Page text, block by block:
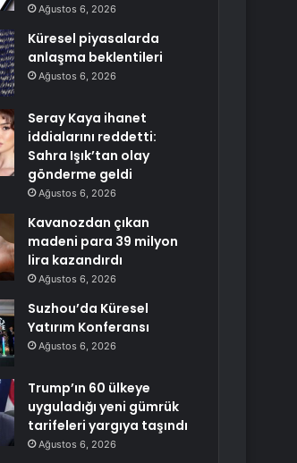
Ağustos 6, 2026
Küresel piyasalarda
anlaşma beklentileri
Ağustos 6, 2026
Seray Kaya ihanet
iddialarını reddetti:
Sahra Işık’tan olay
gönderme geldi
Ağustos 6, 2026
Kavanozdan çıkan
madeni para 39 milyon
lira kazandırdı
Ağustos 6, 2026
Suzhou’da Küresel
Yatırım Konferansı
Ağustos 6, 2026
Trump’ın 60 ülkeye
uyguladığı yeni gümrük
tarifeleri yargıya taşındı
Ağustos 6, 2026